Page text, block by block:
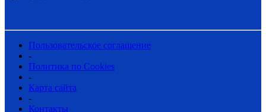
Пользовательское соглашение
-
Политика по Cookies
-
Карта сайта
-
Контакты